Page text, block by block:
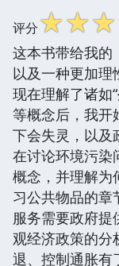
评分☆☆☆
这本书带给我的
以及一种更加理
现在理解了诸如
等概念后，我开
下会失灵，以及
在讨论环境污染
概念，并理解为
习公共物品的章
服务需要政府
观经济政策的分
退、控制通胀有